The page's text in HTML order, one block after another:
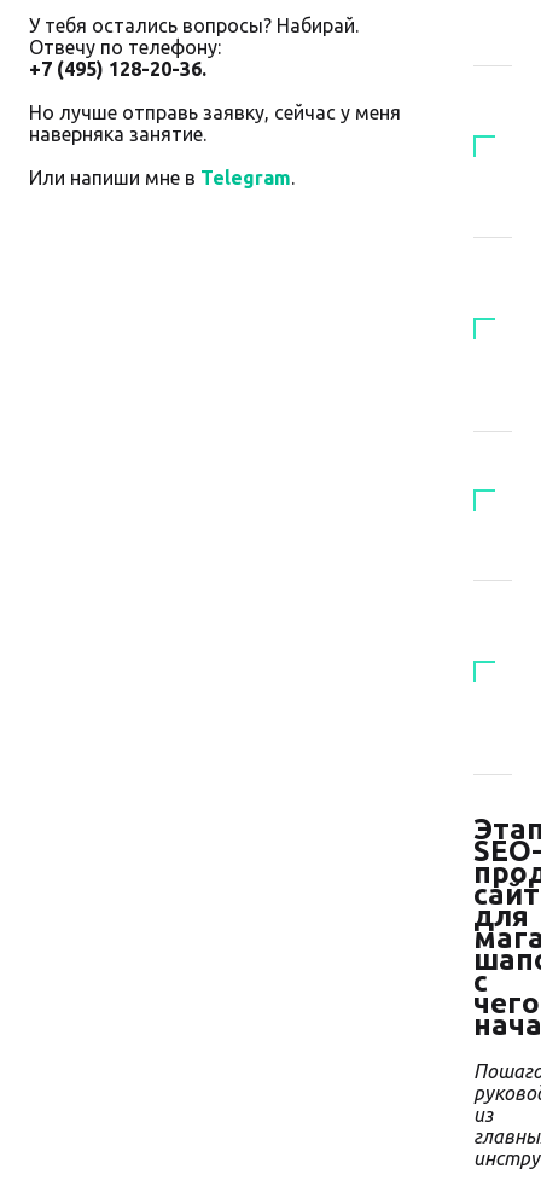
У тебя остались вопросы? Набирай.
Отвечу по телефону:
+7 (495) 128-20-36.
Но лучше отправь заявку, сейчас у меня
наверняка занятие.
Или напиши мне в Telegram.
SEO-
для
с
чего
из